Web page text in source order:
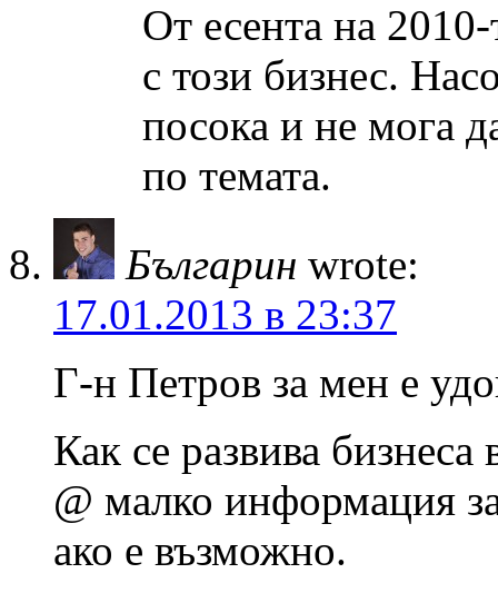
От есента на
с този бизнес.
посока и не мога
по темата.
Българин wrote:
17.01.2013 в 23:37
Г-н Петров за мен е
Как се развива
@ малко информация
ако е възможно.